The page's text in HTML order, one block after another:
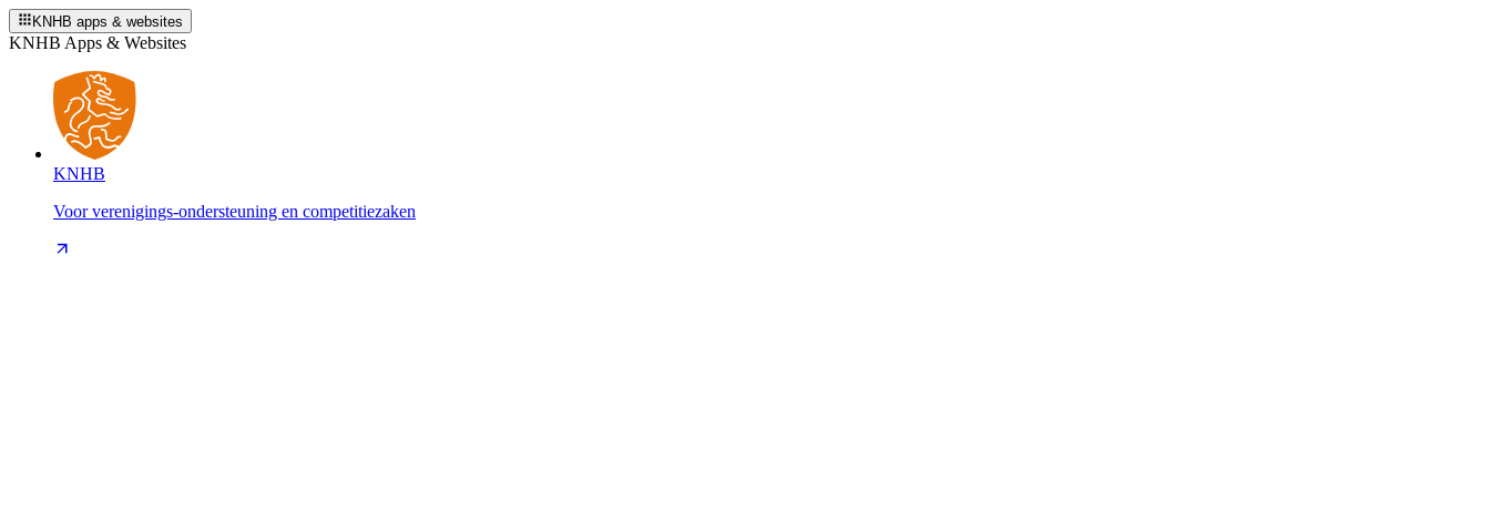
KNHB apps & websites
KNHB Apps & Websites
KNHB
Voor verenigings-ondersteuning en competitiezaken